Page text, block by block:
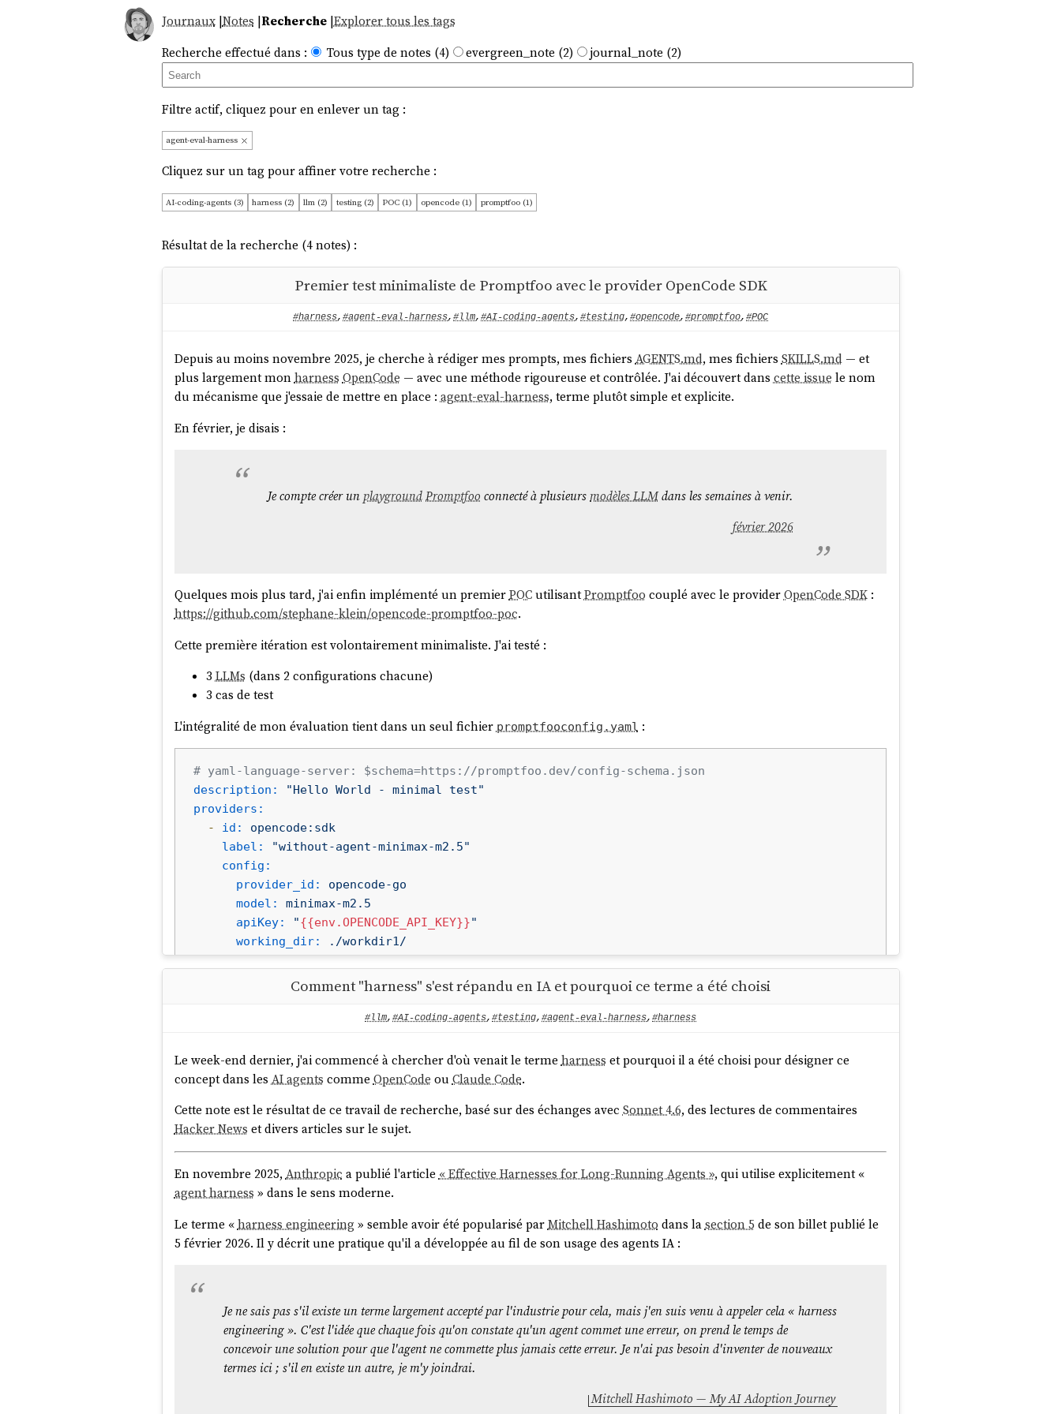
Journaux|Notes |Recherche|Explorer tous les tags
Recherche effectué dans :
Tous type de notes (4) evergreen_note (2) journal_note (2)
Filtre actif, cliquez pour en enlever un tag :
agent-eval-harness
Cliquez sur un tag pour affiner votre recherche :
AI-coding-agents (3) harness (2) llm (2) testing (2) POC (1) opencode (1) promptfoo (1)
Résultat de la recherche (4 notes) :
Premier test minimaliste de Promptfoo avec le provider OpenCode SDK
#harness, #agent-eval-harness, #llm, #AI-coding-agents, #testing, #opencode, #promptfoo, #POC
Depuis au moins novembre 2025, je cherche à rédiger mes prompts, mes fichiersAGENTS.md, mes fichiersSKILLS.md— et
plus largement monharness OpenCode — avec une méthode rigoureuse et contrôlée. J'ai découvert danscette issue le nom
du mécanisme que j'essaie de mettre en place :agent-eval-harness, terme plutôt simple et explicite.
En février, je disais :
Je compte créer un playgroundPromptfoo connecté à plusieurs modèles LLMdans les semaines à venir.
février 2026
Quelques mois plus tard, j'ai enfin implémenté un premierPOCutilisantPromptfoo couplé avec le providerOpenCode SDK:
https://github.com/stephane-klein/opencode-promptfoo-poc.
Cette première itération est volontairement minimaliste. J'ai testé :
3LLMs (dans 2 configurations chacune)
3 cas de test
L'intégralité de mon évaluation tient dans un seul fichier promptfooconfig.yaml :
# yaml-language-server: $schema=https://promptfoo.dev/config-schema.json
description:
"Hello World - minimal test"
providers:
-
id:
opencode:sdk
label:
"without-agent-minimax-m2.5"
config:
provider_id:
opencode-go
model:
minimax-m2.5
apiKey:
"{{env.OPENCODE_API_KEY}}"
working_dir:
./workdir1/
opencode:sdk
"without-agent-minimax-m2.7"
model: minimax-m2.7
apiKey:
"{{env.OPENCODE_API_KEY}}"
- id: opencode:sdk
label: "without-agent-deepseek-v4-flash"
config:
provider_id:
opencode-go
apiKey: "{{env.OPENCODE_API_KEY}}"
working_dir: ./workdir1/
config:
provider_id: opencode-go
model: minimax-m2.5
apiKey: " {{env.OPENCODE_API_KEY}}"
Comment "harness" s'est répandu en IA et pourquoi ce terme a été choisi
#llm, #AI-coding-agents, #testing, #agent-eval-harness, #harness
Le week-end dernier, j'ai commencé à chercher d'où venait le terme harness et pourquoi il a été choisi pour désigner ce
concept dans les AI agents comme OpenCode ou Claude Code.
Cette note est le résultat de ce travail de recherche, basé sur des échanges avecSonnet 4.6, des lectures de commentaires
Hacker News et divers articles sur le sujet.
En novembre 2025, Anthropic a publié l'article « Effective Harnesses for Long-Running Agents », qui utilise explicitement «
agent harness » dans le sens moderne.
Le terme «harness engineering» semble avoir été popularisé parMitchell Hashimoto dans lasection 5 de son billet publié le
5 février 2026. Il y décrit une pratique qu'il a développée au fil de son usage des agents IA :
Je ne sais pas s'il existe un terme largement accepté par l'industrie pour cela, mais j'en suis venu à appeler cela « harness
engineering ». C'est l'idée que chaque fois qu'on constate qu'un agent commet une erreur, on prend le temps de
concevoir une solution pour que l'agent ne commette plus jamais cette erreur. Je n'ai pas besoin d'inventer de nouveaux
termes ici ; s'il en existe un autre, je m'y joindrai.
Mitchell Hashimoto — My AI Adoption Journey